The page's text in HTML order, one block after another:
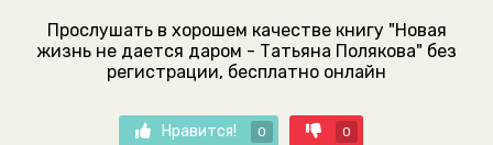
Прослушать в хорошем качестве книгу "Новая
жизнь не дается даром - Татьяна Полякова" без
регистрации, бесплатно онлайн
Нравится! 0 0